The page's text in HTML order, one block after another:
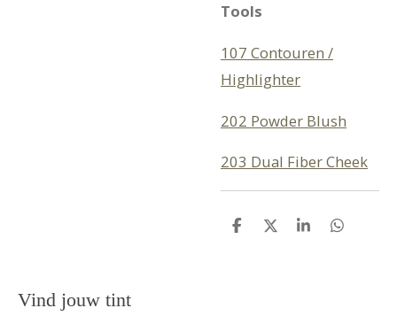
Tools
107 Contouren /
Highlighter
202 Powder Blush
203 Dual Fiber Cheek
D
D
S
D
Vind jouw tint